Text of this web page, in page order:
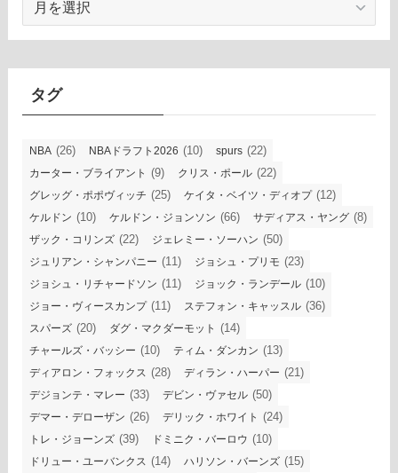
カ
イ
タグ
NBA (26) NBAドラフト2026 (10) spurs (22)
カーター・ブライアント (9) クリス・ポール (22)
グレッグ・ポポヴィッチ (25) ケイタ・ベイツ・ディオプ(12)
ケルドン (10) ケルドン・ジョンソン (66) サディアス・ヤング (8)
ザック・コリンズ (22) ジェレミー・ソーハン (50)
ジュリアン・シャンパニー (11) ジョシュ・プリモ (23)
ジョシュ・リチャードソン (11) ジョック・ランデール (10)
ジョー・ヴィースカンプ(11) ステフォン・キャッスル (36)
スパーズ (20) ダグ・マクダーモット (14)
チャールズ・バッシー (10) ティム・ダンカン (13)
ディアロン・フォックス (28) ディラン・ハーパー (21)
デジョンテ・マレー (33) デビン・ヴァセル (50)
デマー・デローザン (26) デリック・ホワイト (24)
トレ・ジョーンズ (39) ドミニク・バーロウ (10)
ドリュー・ユーバンクス (14) ハリソン・バーンズ (15)